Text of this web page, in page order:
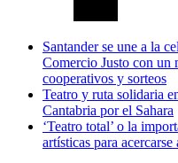
Santander se une a la
Comercio Justo con un
cooperativos y sorteos
Teatro y ruta solidaria
Cantabria por el Sahara
‘Teatro total’ o la
artísticas para